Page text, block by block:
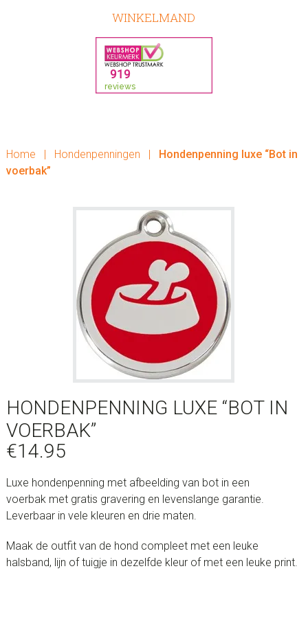
WINKELMAND
Home | Hondenpenningen |
Hondenpenning luxe “Bot in
voerbak”
HONDENPENNING LUXE “BOT IN
VOERBAK”
€14.95
Luxe hondenpenning met afbeelding van bot in een
voerbak met gratis gravering en levenslange garantie.
Leverbaar in vele kleuren en drie maten.
Maak de outfit van de hond compleet met een leuke
halsband, lijn of tuigje in dezelfde kleur of met een leuke print.